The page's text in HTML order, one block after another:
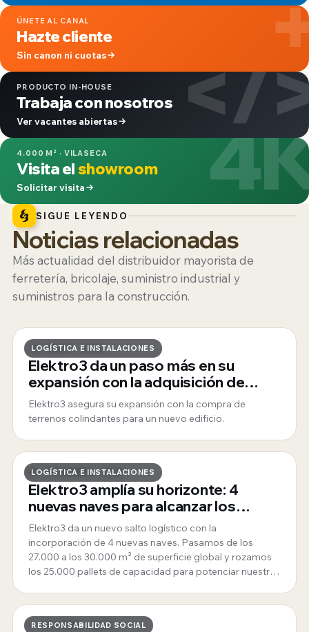
ÚNETE AL CANAL
Hazte cliente
Sin canon ni cuotas </
PRODUCTO IN-HOUSE
Trabaja con nosotros
Ver vacantes abiertas
4.000 M² · VILASECA
Visita elshowroom
Solicitar visita
SIGUE LEYENDO
Noticias relacionadas
Más actualidad del distribuidor mayorista de
ferretería, bricolaje, suministro industrial y
suministros para la construcción.
LOGÍSTICA E INSTALACIONES
22 · MAYO · 2026
Elektro3 da un paso más en su
expansión con la adquisición de
nuevos terrenos
Elektro3 asegura su expansión con la compra de
terrenos colindantes para un nuevo edificio.
LOGÍSTICA E INSTALACIONES
30 · DICIEMBRE · 2025
Elektro3 amplía su horizonte: 4
nuevas naves para alcanzar los
30.000 m² de superficie logística
Elektro3 da un nuevo salto logístico con la
incorporación de 4 nuevas naves. Pasamos de los
27.000 a los 30.000 m² de superficie global y rozamos
los 25.000 pallets de capacidad para potenciar nuestro
RESPONSABILIDAD SOCIAL
3 · OCTUBRE · 2025